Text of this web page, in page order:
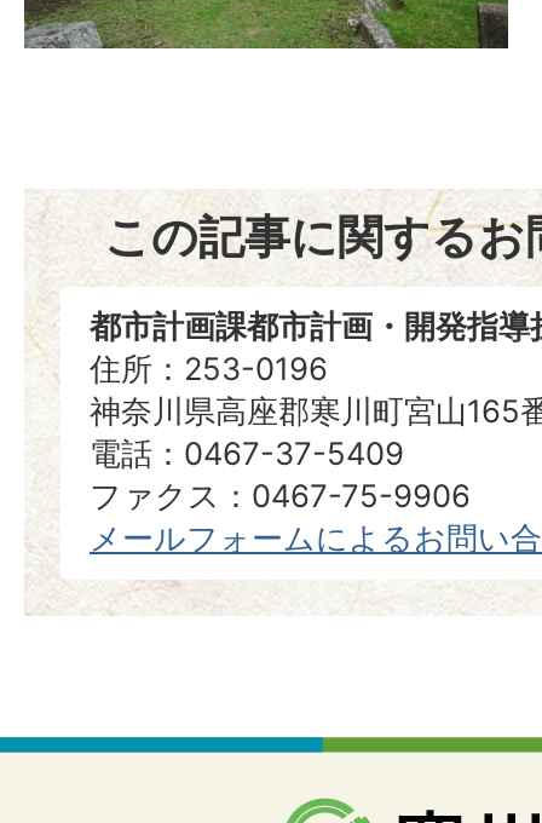
この記事に関するお
都市計画課都市計画・開発指導
住所：253-0196
神奈川県高座郡寒川町宮山165
電話：0467-37-5409
ファクス：0467-75-9906
メールフォームによるお問い